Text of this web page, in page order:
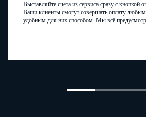
Выставляйте счета из сервиса сразу с кнопкой
Ваши клиенты смогут совершать оплату любым
удобным для них способом. Мы всё